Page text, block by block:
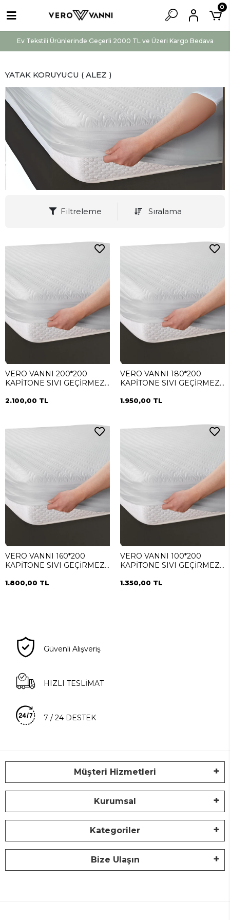
Ev Tekstili Ürünlerinde Geçerli 2000 TL ve Üzeri Kargo Bedava
0
YATAK KORUYUCU ( ALEZ )
Filtreleme Sıralama
VERO VANNI 200*200
KAPİTONE SIVI GEÇİRMEZ
2.100,00 TL
VERO VANNI 180*200
KAPİTONE SIVI GEÇİRMEZ
1.950,00 TL
VERO VANNI 160*200
KAPİTONE SIVI GEÇİRMEZ
1.800,00 TL
VERO VANNI 100*200
KAPİTONE SIVI GEÇİRMEZ
1.350,00 TL
Güvenli Alışveriş
HIZLI TESLİMAT
7 / 24 DESTEK
Müşteri Hizmetleri
Kurumsal
Kategoriler
Bize Ulaşın